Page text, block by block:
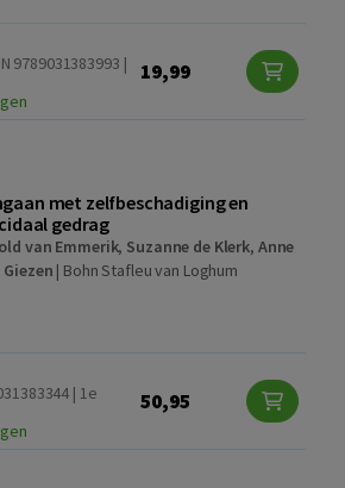
9789031383993 |
19,99
met zelfbeschadiging en
gedrag
van Emmerik, Suzanne de Klerk, Anne
| Bohn Stafleu van Loghum
| 1e
50,95